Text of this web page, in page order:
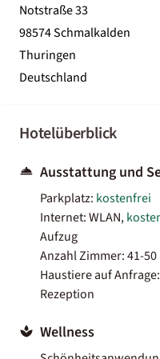
Notstraße 33
98574 Schmalkalden
Thuringen
Deutschland
Hotelüberblick
Ausstattung und
Parkplatz: kostenfrei
Internet: WLAN,
Aufzug
Anzahl Zimmer: 41-50
Haustiere auf
Rezeption
Wellness